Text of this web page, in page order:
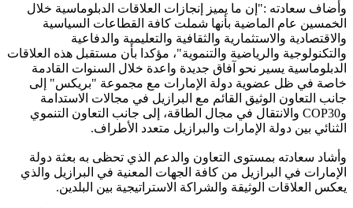
وأضاف سعادته :"إن ما يميز إنجازات العلاقات الدبلوماسية خلال
الخمسين عام الماضية بأنها شملت كافة القطاعات السياسية
والاقتصادية والاستثمارية والثقافية والتعليمية والدفاعية
والتكنولوجية والرياضية والتنموية"، مؤكدا بأن مستقبل هذه العلاقات
الدبلوماسية يسير نحو آفاق جديدة واعدة خلال السنوات القادمة
خاصة في ظل عضوية دولة الإمارات مع مجموعة "بريكس" إلى
جانب التعاون الوثيق القائم مع البرازيل في مجالات الاستدامة
وCOP30 والانتقال في مجال الطاقة، إلى جانب التعاون التنموي
الثنائي بين دولة الإمارات والبرازيل متعدد الأطراف.
وأشاد سعادته بمستوى التعاون والدعم الذي تحظى به بعثة دولة
الإمارات في البرازيل من كافة الجهات المعنية في البرازيل والذي
يعكس العلاقات الوثيقة والشراكة الاستراتيجية بين البلدين.